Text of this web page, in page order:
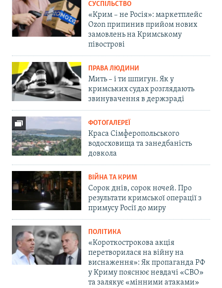
СУСПІЛЬСТВО
«Крим – не Росія»: маркетплейс
Ozon припинив прийом нових
замовлень на Кримському
півострові
ПРАВА ЛЮДИНИ
Мить – і ти шпигун. Як у
кримських судах розглядають
звинувачення в держзраді
ФОТОГАЛЕРЕЇ
Краса Сімферопольського
водосховища та занедбаність
довкола
ВІЙНА ТА КРИМ
Сорок днів, сорок ночей. Про
результати кримської операції з
примусу Росії до миру
ПОЛІТИКА
«Короткострокова акція
перетворилася на війну на
виснаження»: Як пропаганда РФ
у Криму пояснює невдачі «СВО»
та залякує «мінними атаками»